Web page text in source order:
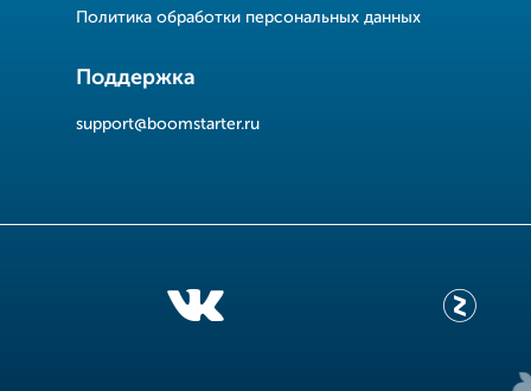
Политика обработки персональных данных
Поддержка
support@boomstarter.ru